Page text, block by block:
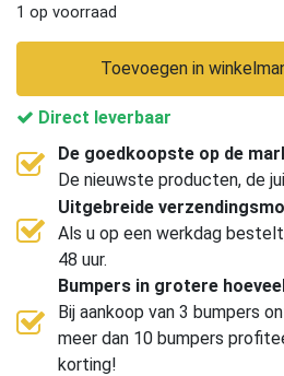
1 op voorraad
Toevoegen in
Direct leverbaar
De goedkoopste op de
De nieuwste producten, de
Uitgebreide
Als u op een werkdag
48 uur.
Bumpers in grotere
Bij aankoop van 3 bumpers
meer dan 10 bumpers
korting!